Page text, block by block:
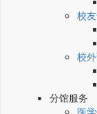
校
校
分馆服务